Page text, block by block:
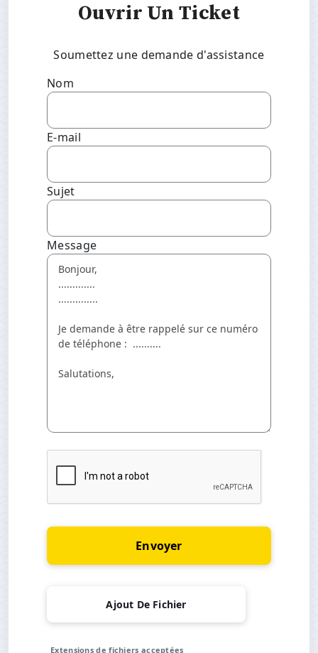
Ouvrir Un Ticket
Soumettez une demande d'assistance
Nom
E-mail
Sujet
Message
Envoyer
Ajout De Fichier
Extensions de fichiers acceptées